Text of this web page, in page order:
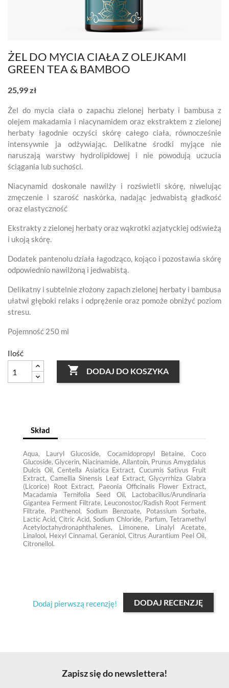
ŻEL DO MYCIA CIAŁA Z OLEJKAMI
GREEN TEA & BAMBOO
25,99 zł
Żel do mycia ciała o zapachu zielonej herbaty i bambusa z
olejem makadamia i niacynamidem oraz ekstraktem z zielonej
herbaty łagodnie oczyści skórę całego ciała, równocześnie
intensywnie ja odżywiając. Delikatne środki myjące nie
naruszają warstwy hydrolipidowej i nie powodują uczucia
ściągania lub suchości.
Niacynamid doskonale nawilży i rozświetli skórę, niwelując
zmęczenie i szarość naskórka, nadając jedwabistą gładkość
oraz elastyczność
Ekstrakty z zielonej herbaty oraz wąkrotki azjatyckiej odświeżą
i ukoją skórę.
Dodatek pantenolu działa łagodząco, kojąco i pozostawia skórę
odpowiednio nawilżoną i jedwabistą.
Delikatny i subtelnie złożony zapach zielonej herbaty i bambusa
ułatwi głęboki relaks i odprężenie oraz pomoże obniżyć poziom
stresu.
Pojemność 250 ml
Ilość
 DODAJ DO KOSZYKA
Skład
Aqua, Lauryl Glucoside, Cocamidopropyl Betaine, Coco
Glucoside, Glycerin, Niacinamide, Allantoin, Prunus Amygdalus
Dulcis Oil, Centella Asiatica Extract, Cucumis Sativus Fruit
Extract, Camellia Sinensis Leaf Extract, Glycyrrhiza Glabra
(Licorice) Root Extract, Paeonia Officinalis Flower Extract,
Macadamia Ternifolia Seed Oil, Lactobacillus/Arundinaria
Gigantea Ferment Filtrate, Leuconostoc/Radish Root Ferment
Filtrate, Panthenol, Sodium Benzoate, Potassium Sorbate,
Lactic Acid, Citric Acid, Sodium Chloride, Parfum, Tetramethyl
Acetyloctahydronaphthalenes, Limonene, Linalyl Acetate,
Linalool, Hexyl Cinnamal, Geraniol, Citrus Aurantium Peel Oil,
Citronellol.
DODAJ RECENZJĘ
Dodaj pierwszą recenzję!
Zapisz się do newslettera!